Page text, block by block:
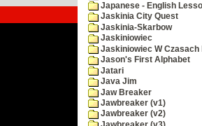
Japanese - English
Jaskinia City Quest
Jaskinia-Skarbow
Jaskiniowiec
Jaskiniowiec W Czasach
Jason's First Alphabet
Jatari
Java Jim
Jaw Breaker
Jawbreaker (v1)
Jawbreaker (v2)